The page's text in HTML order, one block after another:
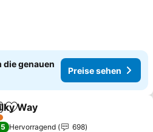
die genauen
Preise sehen
Zu Favoriten hinzufügen
Way
Hervorragend
698